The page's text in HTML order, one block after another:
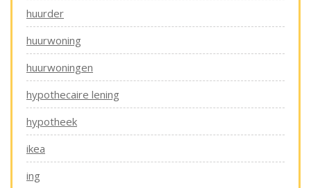
huurder
huurwoning
huurwoningen
hypothecaire lening
hypotheek
ikea
ing